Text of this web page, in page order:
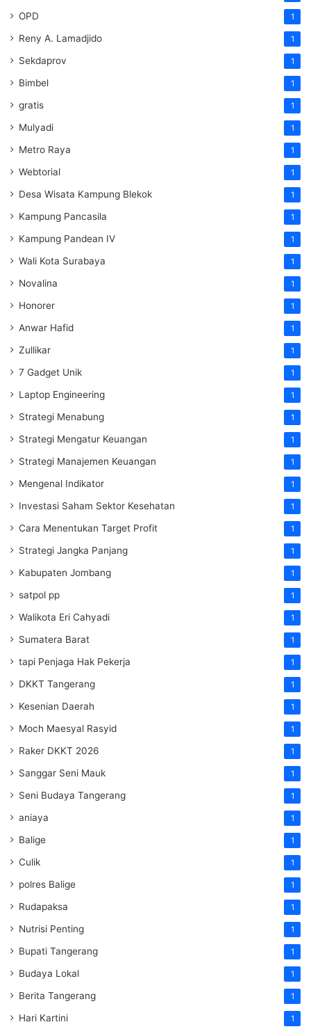
OPD 1
Reny A. Lamadjido 1
Sekdaprov 1
Bimbel 1
gratis 1
Mulyadi 1
Metro Raya 1
Webtorial 1
Desa Wisata Kampung Blekok 1
Kampung Pancasila 1
Kampung Pandean IV 1
Wali Kota Surabaya 1
Novalina 1
Honorer 1
Anwar Hafid 1
Zullikar 1
7 Gadget Unik 1
Laptop Engineering 1
Strategi Menabung 1
Strategi Mengatur Keuangan 1
Strategi Manajemen Keuangan 1
Mengenal Indikator 1
Investasi Saham Sektor Kesehatan 1
Cara Menentukan Target Profit 1
Strategi Jangka Panjang 1
Kabupaten Jombang 1
satpol pp 1
Walikota Eri Cahyadi 1
Sumatera Barat 1
tapi Penjaga Hak Pekerja 1
DKKT Tangerang 1
Kesenian Daerah 1
Moch Maesyal Rasyid 1
Raker DKKT 2026 1
Sanggar Seni Mauk 1
Seni Budaya Tangerang 1
aniaya 1
Balige 1
Culik 1
polres Balige 1
Rudapaksa 1
Nutrisi Penting 1
Bupati Tangerang 1
Budaya Lokal 1
Berita Tangerang 1
Hari Kartini 1